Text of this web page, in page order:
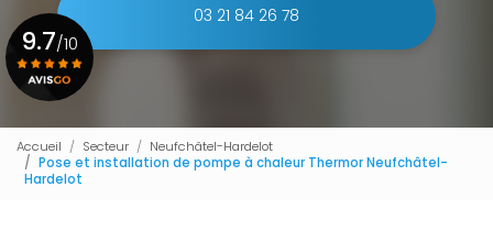
03 21 84 26 78
9.7/10
Accueil Secteur
Neufchâtel-Hardelot
Pose et installation de pompe à chaleur Thermor Neufchâtel-
Hardelot